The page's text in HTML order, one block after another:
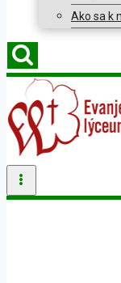
Ako sa k